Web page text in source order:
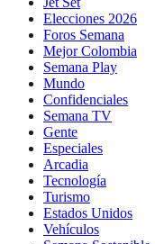
Elecciones 2026
Foros Semana
Mejor Colombia
Semana Play
Mundo
Confidenciales
Semana TV
Gente
Especiales
Arcadia
Tecnología
Turismo
Estados Unidos
Vehículos